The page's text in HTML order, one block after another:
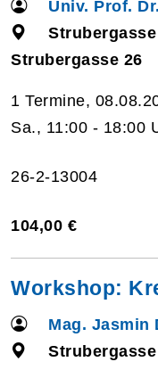
Univ. Prof.
Strubergasse 26
1 Termine,
Sa., 11:00 - 18:00
26-2-13004
104,00 €
Workshop:
Mag. Jasmin